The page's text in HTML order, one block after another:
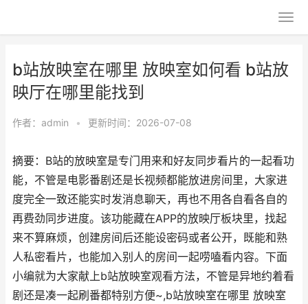
b站放映室在哪里 放映室如何看 b站放
映厅在哪里能找到
作者： admin • 更新时间：2026-07-08
摘要：B站的放映室是专门用来和好友同步看片的一起看功
能，不管是电影番剧还是长视频都能放进房间里，大家进
度完全一致还能实时发消息聊天，再也不用各自看各自的
再费劲同步进度。该功能藏在APP的放映厅板块里，找起
来不算麻烦，创建房间后还能设密码或者公开，既能和熟
人私密看片，也能加入别人的房间一起唠嗑看内容。下面
小编就为大家献上b站放映室观看方法，不管是异地约着看
剧还是凑一起刷番都特别方便~,b站放映室在哪里 放映室